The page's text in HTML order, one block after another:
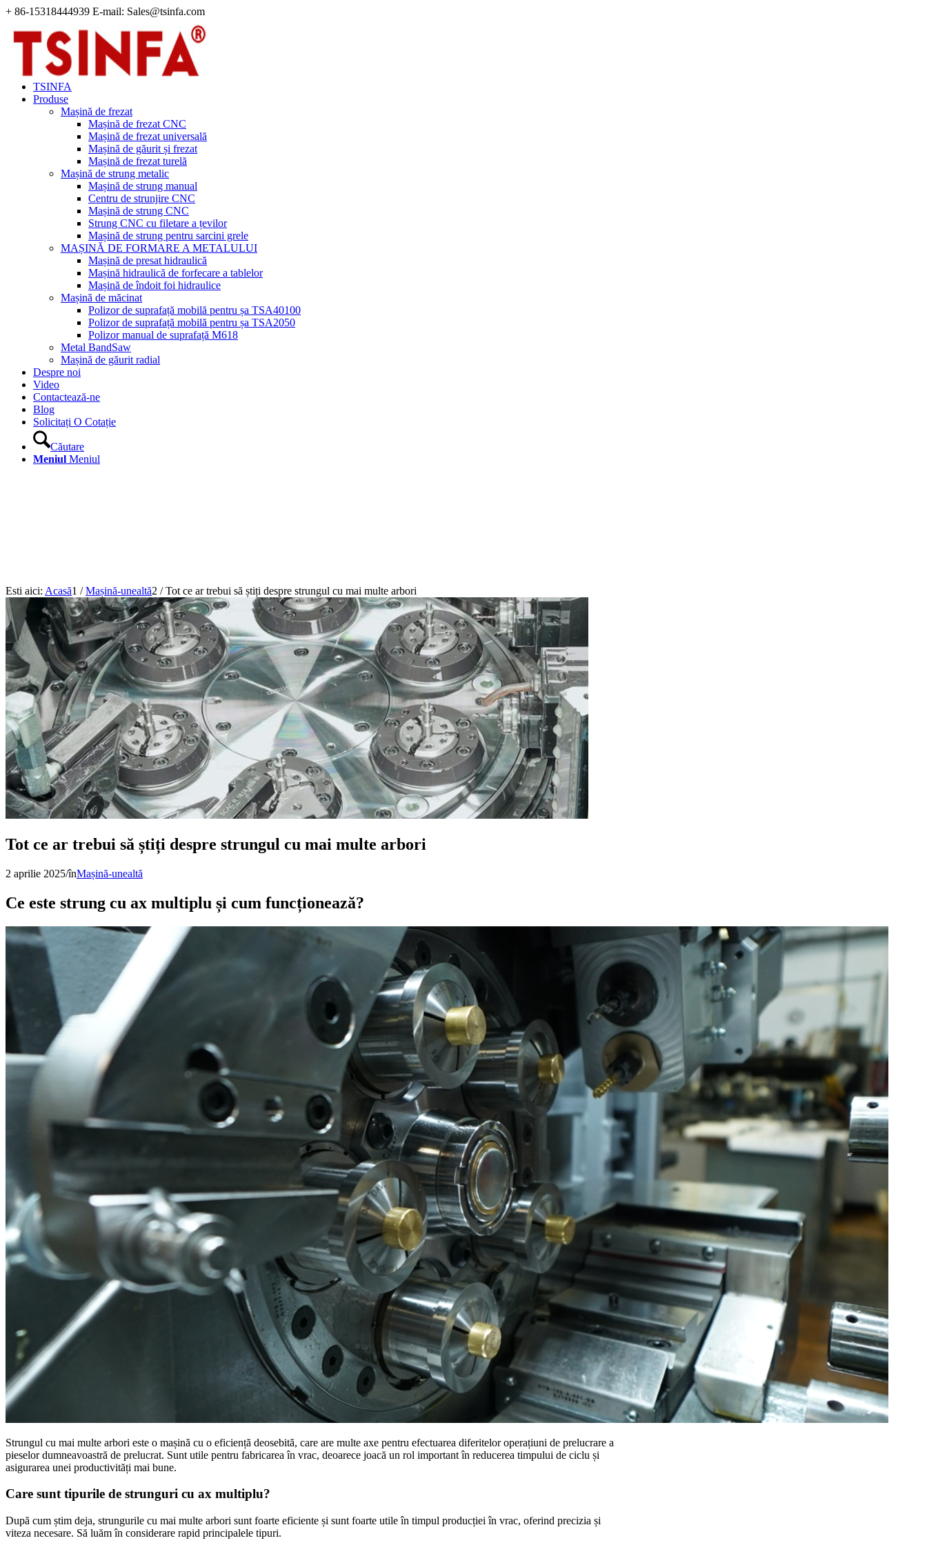
+ 86-15318444939 E-mail: Sales@tsinfa.com
TSINFA
Produse
Mașină de frezat
Mașină de frezat CNC
Mașină de frezat universală
Mașină de găurit și frezat
Mașină de frezat turelă
Mașină de strung metalic
Mașină de strung manual
Centru de strunjire CNC
Mașină de strung CNC
Strung CNC cu filetare a țevilor
Mașină de strung pentru sarcini grele
MAȘINĂ DE FORMARE A METALULUI
Mașină de presat hidraulică
Mașină hidraulică de forfecare a tablelor
Mașină de îndoit foi hidraulice
Mașină de măcinat
Polizor de suprafață mobilă pentru șa TSA40100
Polizor de suprafață mobilă pentru șa TSA2050
Polizor manual de suprafață M618
Metal BandSaw
Mașină de găurit radial
Despre noi
Video
Contactează-ne
Blog
Solicitați O Cotație
Căutare
Meniul Meniul
Esti aici: Acasă1 / Mașină-unealtă2 / Tot ce ar trebui să știți despre strungul cu mai multe arbori
Tot ce ar trebui să știți despre strungul cu mai multe arbori
2 aprilie 2025/înMașină-unealtă
Ce este strung cu ax multiplu și cum funcționează?
Strungul cu mai multe arbori este o mașină cu o eficiență deosebită, care are multe axe pentru efectuarea diferitelor operațiuni de prelucrare a
pieselor dumneavoastră de prelucrat. Sunt utile pentru fabricarea în vrac, deoarece joacă un rol important în reducerea timpului de ciclu și
asigurarea unei productivități mai bune.
Care sunt tipurile de strunguri cu ax multiplu?
După cum știm deja, strungurile cu mai multe arbori sunt foarte eficiente și sunt foarte utile în timpul producției în vrac, oferind precizia și
viteza necesare. Să luăm în considerare rapid principalele tipuri.